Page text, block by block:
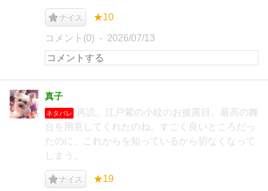
ナイス ★10
コメント(0) 2026/07/13
真子
ネタバレ
再読。江戸紫の小紋のお披露目。最高の舞
台を用意してくれたのね。すごく良いところだっ
たのに、これからを知っているから切なくなって
しまう。
ナイス ★19